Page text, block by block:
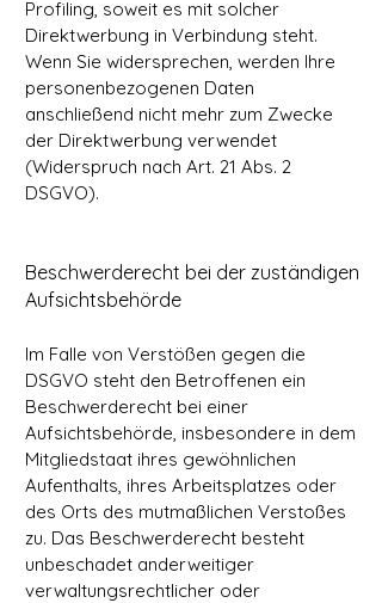
Profiling, soweit es mit solcher
Direktwerbung in Verbindung steht.
Wenn Sie widersprechen, werden Ihre
personenbezogenen Daten
anschließend nicht mehr zum Zwecke
der Direktwerbung verwendet
(Widerspruch nach Art. 21 Abs. 2
DSGVO).
Beschwerderecht bei der zuständigen
Aufsichtsbehörde
Im Falle von Verstößen gegen die
DSGVO steht den Betroffenen ein
Beschwerderecht bei einer
Aufsichtsbehörde, insbesondere in dem
Mitgliedstaat ihres gewöhnlichen
Aufenthalts, ihres Arbeitsplatzes oder
des Orts des mutmaßlichen Verstoßes
zu. Das Beschwerderecht besteht
unbeschadet anderweitiger
verwaltungsrechtlicher oder